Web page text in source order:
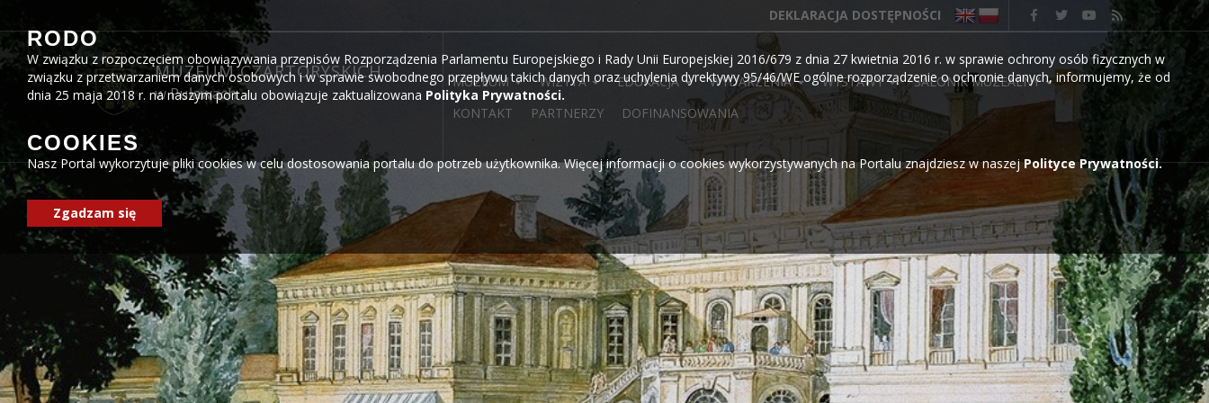
DEKLARACJA DOSTĘPNOŚCI
MUZEUM CZARTORYSKICH
w Puławach
MUZEUM WIZYTA EDUKACJA WYDARZENIA WYSTAWY
SALONIK MUZEALNY
KONTAKT
PARTNERZY DOFINANSOWANIA
RODO
W związku z rozpoczęciem obowiązywania przepisów Rozporządzenia Parlamentu Europejskiego i Rady Unii Europejskiej 2016/679 z dnia 27 kwietnia 2016 r. w sprawie ochrony osób fizycznych w
związku z przetwarzaniem danych osobowych i w sprawie swobodnego przepływu takich danych oraz uchylenia dyrektywy 95/46/WE ogólne rozporządzenie o ochronie danych, informujemy, że od
dnia 25 maja 2018 r. na naszym portalu obowiązuje zaktualizowana Polityka Prywatności.
COOKIES
Nasz Portal wykorzytuje pliki cookies w celu dostosowania portalu do potrzeb użytkownika. Więcej informacji o cookies wykorzystywanych na Portalu znajdziesz w naszejPolityce Prywatności.
Zgadzam się